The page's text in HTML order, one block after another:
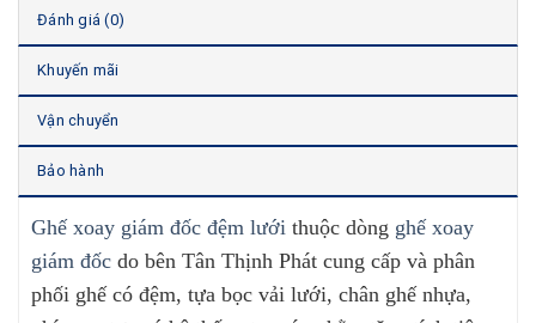
Đánh giá (0)
Khuyến mãi
Vận chuyển
Bảo hành
Ghế xoay giám đốc đệm lưới thuộc dòng ghế xoay
giám đốc do bên Tân Thịnh Phát cung cấp và phân
phối ghế có đệm, tựa bọc vải lưới, chân ghế nhựa,